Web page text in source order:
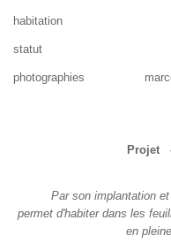
habitation
statut
photographies marcel
Projet -
Par son implantation
permet d'habiter dans les
en